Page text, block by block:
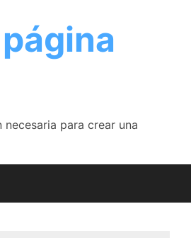
para crear una